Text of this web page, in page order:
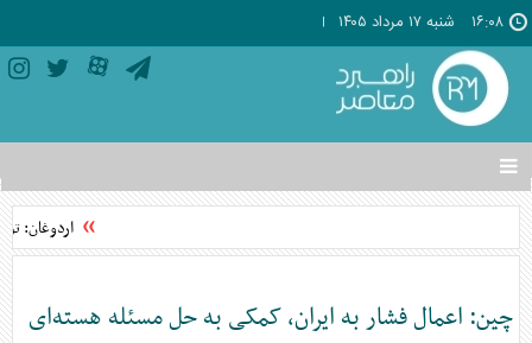
۱۶:۰۸ شنبه ۱۷ مرداد ۱۴۰۵
تغییر
وضعیت
منوی
ها
اردوغان:
چین: اعمال فشار به ایران، کمکی به حل مسئله هسته‌ای